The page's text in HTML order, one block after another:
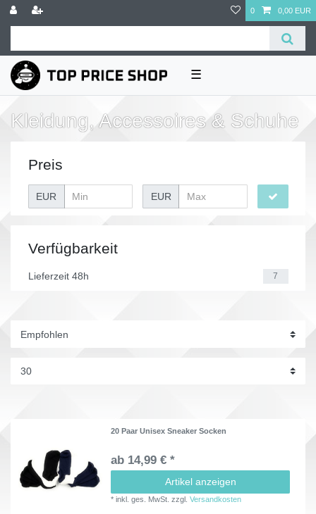
0 0,00 EUR
☰
Kleidung, Accessoires & Schuhe
Preis
EUR EUR
Verfügbarkeit
Lieferzeit 48h 7
20 Paar Unisex Sneaker Socken
ab 14,99 € *
Artikel anzeigen
*inkl. ges. MwSt. zzgl.Versandkosten